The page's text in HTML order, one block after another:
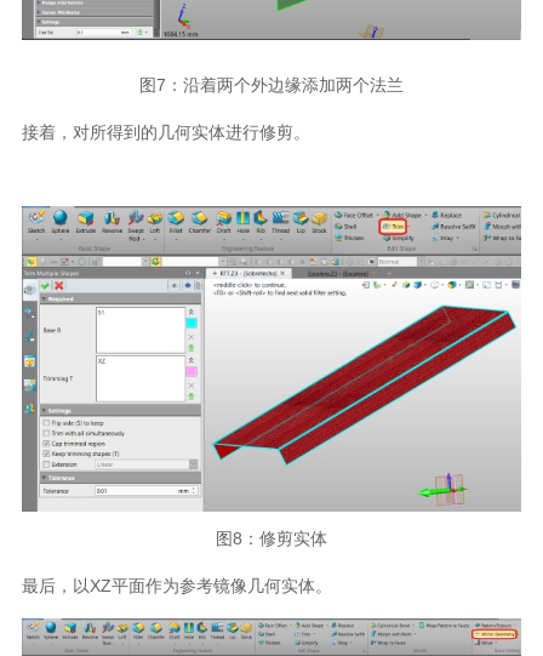
图7 ：沿着两个外边缘添加两个法兰
接着，对所得到的几何实体进行修剪。
图8 ：修剪实体
最后，以XZ平面作为参考镜像几何实体。